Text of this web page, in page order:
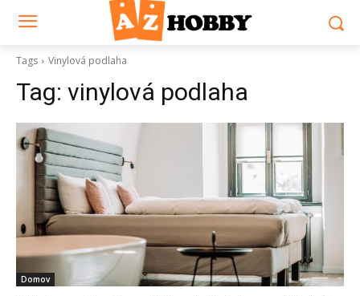
Tags Vinylová podlaha
Tag: vinylová podlaha
Domov